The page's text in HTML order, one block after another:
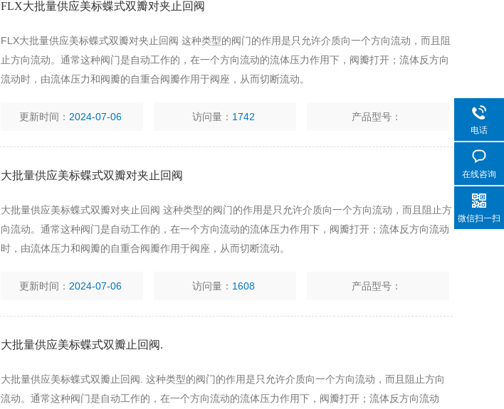
FLX大批量供应美标蝶式双瓣对夹止回阀
FLX大批量供应美标蝶式双瓣对夹止回阀 这种类型的阀门的作用是只允许介质向一个方向流动，而且阻
止方向流动。通常这种阀门是自动工作的，在一个方向流动的流体压力作用下，阀瓣打开；流体反方向
流动时，由流体压力和阀瓣的自重合阀瓣作用于阀座，从而切断流动。
更新时间： 2024-07-06 访问量： 1742 产品型号：
大批量供应美标蝶式双瓣对夹止回阀
大批量供应美标蝶式双瓣对夹止回阀 这种类型的阀门的作用是只允许介质向一个方向流动，而且阻止方
向流动。通常这种阀门是自动工作的，在一个方向流动的流体压力作用下，阀瓣打开；流体反方向流动
时，由流体压力和阀瓣的自重合阀瓣作用于阀座，从而切断流动。
更新时间： 2024-07-06 访问量： 1608 产品型号：
大批量供应美标蝶式双瓣止回阀.
大批量供应美标蝶式双瓣止回阀. 这种类型的阀门的作用是只允许介质向一个方向流动，而且阻止方向
流动。通常这种阀门是自动工作的，在一个方向流动的流体压力作用下，阀瓣打开；流体反方向流动
电话
在线咨询
微信扫一扫